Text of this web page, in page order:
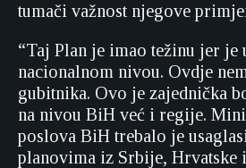
tumači važnost njegove
“Taj Plan je imao težinu jer je
nacionalnom nivou. Ovdje
gubitnika. Ovo je zajednička
na nivou BiH već i regije.
poslova BiH trebalo je
planovima iz Srbije, Hrvatske